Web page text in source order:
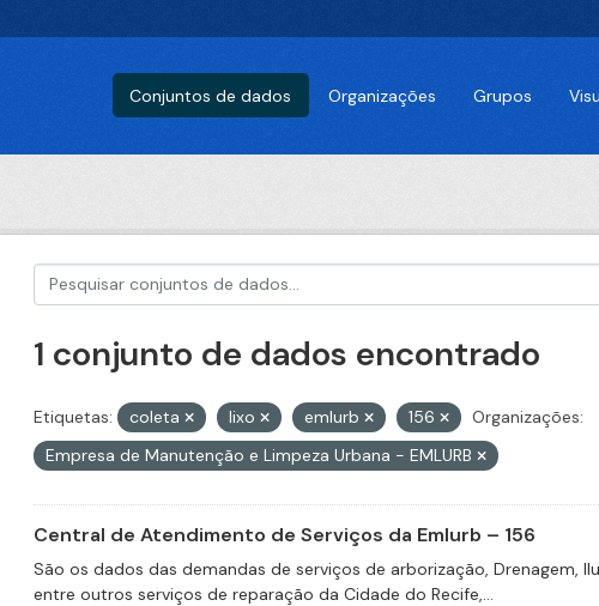
Conjuntos de dados Organizações Grupos
1 conjunto de dados encontrado
Etiquetas: coleta lixo emlurb 156
Organizações:
Empresa de Manutenção e Limpeza Urbana - EMLURB
Central de Atendimento de Serviços da Emlurb – 156
São os dados das demandas de serviços de arborização, Drenagem,
entre outros serviços de reparação da Cidade do Recife,...